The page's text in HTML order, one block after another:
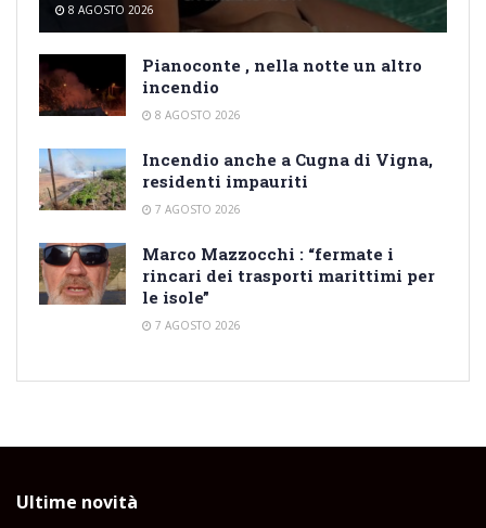
8 AGOSTO 2026
Pianoconte , nella notte un altro
incendio
8 AGOSTO 2026
Incendio anche a Cugna di Vigna,
residenti impauriti
7 AGOSTO 2026
Marco Mazzocchi : “fermate i
rincari dei trasporti marittimi per
le isole”
7 AGOSTO 2026
Ultime novità